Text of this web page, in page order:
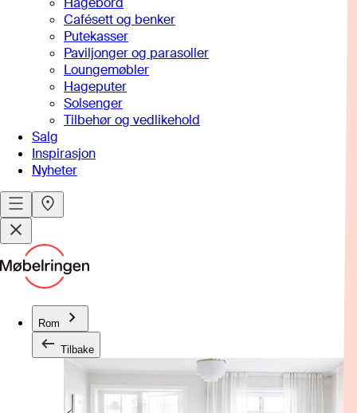
Cafésett og benker
Putekasser
Paviljonger og parasoller
Loungemøbler
Hageputer
Solsenger
Tilbehør og vedlikehold
Salg
Inspirasjon
Nyheter
Rom
Tilbake